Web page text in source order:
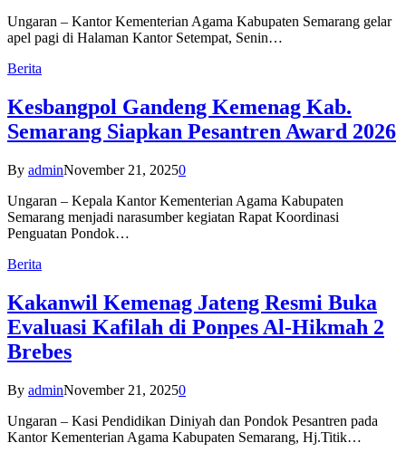
Ungaran – Kantor Kementerian Agama Kabupaten Semarang gelar
apel pagi di Halaman Kantor Setempat, Senin…
Berita
Kesbangpol Gandeng Kemenag Kab.
Semarang Siapkan Pesantren Award 2026
By adminNovember 21, 20250
Ungaran – Kepala Kantor Kementerian Agama Kabupaten
Semarang menjadi narasumber kegiatan Rapat Koordinasi
Penguatan Pondok…
Berita
Kakanwil Kemenag Jateng Resmi Buka
Evaluasi Kafilah di Ponpes Al-Hikmah 2
Brebes
By adminNovember 21, 20250
Ungaran – Kasi Pendidikan Diniyah dan Pondok Pesantren pada
Kantor Kementerian Agama Kabupaten Semarang, Hj.Titik…